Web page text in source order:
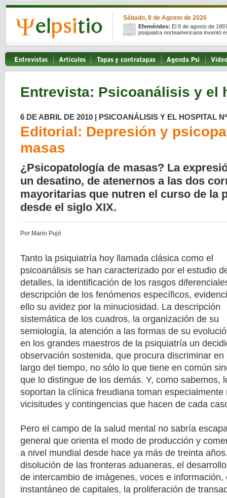
Sábado, 8 de Agosto de 2026
Efemérides: El 9 de agosto de
psiquiatra norteamericana inventó
Entrevista: Psicoanálisis y el
6 DE ABRIL DE 2010 | PSICOANÁLISIS Y EL HOSPITAL
Editorial: Depresión y
masas
¿Psicopatología de masas? La
un desatino, de atenernos a las dos
mayoritarias que nutren el curso de la
desde el siglo XIX.
Por Mario Pujó
Tanto la psiquiatría hoy llamada clásica como el
psicoanálisis se han caracterizado por el estudio
detalles, la identificación de los rasgos
descripción de los fenómenos específicos,
ello su avidez por la minuciosidad. La descripción
sistemática de los cuadros, la organización de su
semiología, la atención a las formas de su
en los grandes maestros de la psiquiatría un
observación sostenida, que procura discriminar
largo del tiempo, no sólo lo que tiene en común
que lo distingue de los demás. Y, como sabemos,
soportan la clínica freudiana toman especialmente
vicisitudes y contingencias que hacen de cada
Pero el campo de la salud mental no sabría
general que orienta el modo de producción y
a nivel mundial desde hace ya más de treinta
disolución de las fronteras aduaneras, el
de intercambio de imágenes, voces e
instantáneo de capitales, la proliferación de